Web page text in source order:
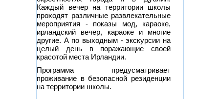
Каждый вечер на территории школы
проходят различные развлекательные
мероприятия - показы мод, караоке,
ирландский вечер, караоке и многие
другие. А по выходным - экскурсии на
целый день в поражающие своей
красотой места Ирландии.
Программа предусматривает
проживание в безопасной резиденции
на территории школы.